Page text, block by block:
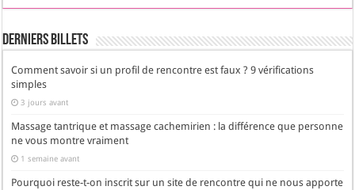
Derniers Billets
Comment savoir si un profil de rencontre est faux ? 9 vérifications
simples
3 jours avant
Massage tantrique et massage cachemirien : la différence que personne
ne vous montre vraiment
1 semaine avant
Pourquoi reste-t-on inscrit sur un site de rencontre qui ne nous apporte